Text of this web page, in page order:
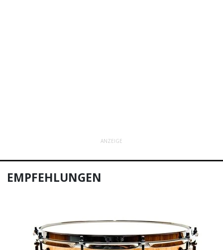
ANZEIGE
EMPFEHLUNGEN